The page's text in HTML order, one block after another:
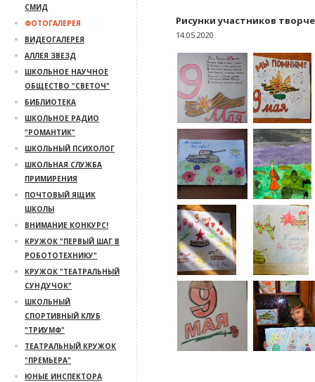
Рисунки участников
14.05.2020
СМИД
ФОТОГАЛЕРЕЯ
ВИДЕОГАЛЕРЕЯ
АЛЛЕЯ ЗВЕЗД
ШКОЛЬНОЕ НАУЧНОЕ
ОБЩЕСТВО "СВЕТОЧ"
БИБЛИОТЕКА
ШКОЛЬНОЕ РАДИО
"РОМАНТИК"
ШКОЛЬНЫЙ ПСИХОЛОГ
ШКОЛЬНАЯ СЛУЖБА
ПРИМИРЕНИЯ
ПОЧТОВЫЙ ЯЩИК
ШКОЛЫ
ВНИМАНИЕ КОНКУРС!
КРУЖОК "ПЕРВЫЙ ШАГ В
РОБОТОТЕХНИКУ"
КРУЖОК "ТЕАТРАЛЬНЫЙ
СУНДУЧОК"
ШКОЛЬНЫЙ
СПОРТИВНЫЙ КЛУБ
"ТРИУМФ"
ТЕАТРАЛЬНЫЙ КРУЖОК
"ПРЕМЬЕРА"
ЮНЫЕ ИНСПЕКТОРА